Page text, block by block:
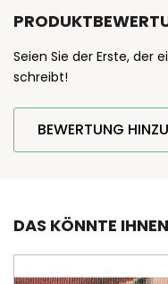
Seien Sie der Erste, der
schreibt!
BEWERTUNG
DAS KÖNNTE